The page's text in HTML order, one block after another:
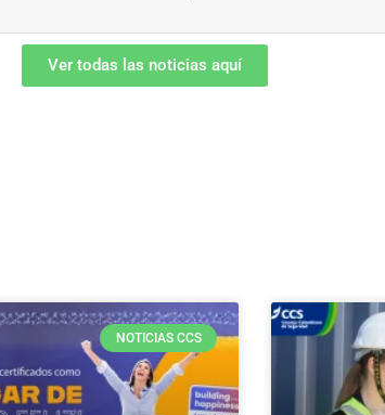
Ver todas las noticias aquí
NOTICIAS CCS